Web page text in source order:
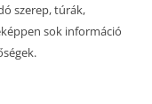
szerep, túrák,
sok információ